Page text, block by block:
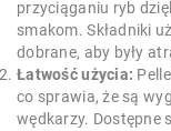
przyciąganiu ryb
smakom. Składniki
dobrane, aby były
Łatwość użycia:
co sprawia, że są
wędkarzy. Dostępne